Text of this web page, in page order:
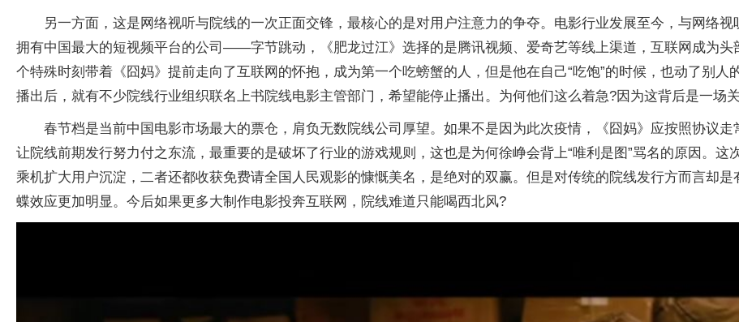
另一方面，这是网络视听与院线的一次正面交锋，最核心的是对用户注意力的争夺。电影行业发展至今，与网络
拥有中国最大的短视频平台的公司——字节跳动，《肥龙过江》选择的是腾讯视频、爱奇艺等线上渠道，互联网成为
个特殊时刻带着《囧妈》提前走向了互联网的怀抱，成为第一个吃螃蟹的人，但是他在自己“吃饱”的时候，也动了别
播出后，就有不少院线行业组织联名上书院线电影主管部门，希望能停止播出。为何他们这么着急?因为这背后是一场
春节档是当前中国电影市场最大的票仓，肩负无数院线公司厚望。如果不是因为此次疫情，《囧妈》应按照协议
让院线前期发行努力付之东流，最重要的是破坏了行业的游戏规则，这也是为何徐峥会背上“唯利是图”骂名的原因。
乘机扩大用户沉淀，二者还都收获免费请全国人民观影的慷慨美名，是绝对的双赢。但是对传统的院线发行方而言却
蝶效应更加明显。今后如果更多大制作电影投奔互联网，院线难道只能喝西北风?